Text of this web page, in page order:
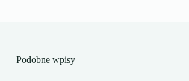
Podobne wpisy